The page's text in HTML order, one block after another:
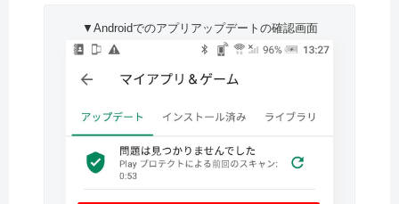
▼Androidでのアプリアップデートの確認画面